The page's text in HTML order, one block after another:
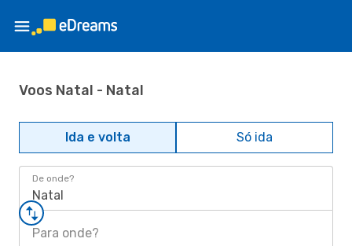
Voos Natal - Natal
Ida e volta Só ida
De onde?
Natal
Para onde?